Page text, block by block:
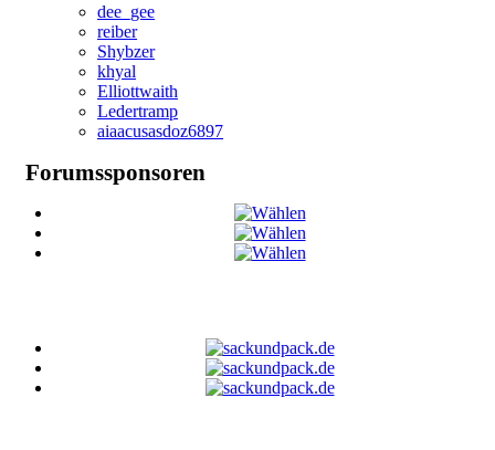
dee_gee
reiber
Shybzer
khyal
Elliottwaith
Ledertramp
aiaacusasdoz6897
Forumssponsoren